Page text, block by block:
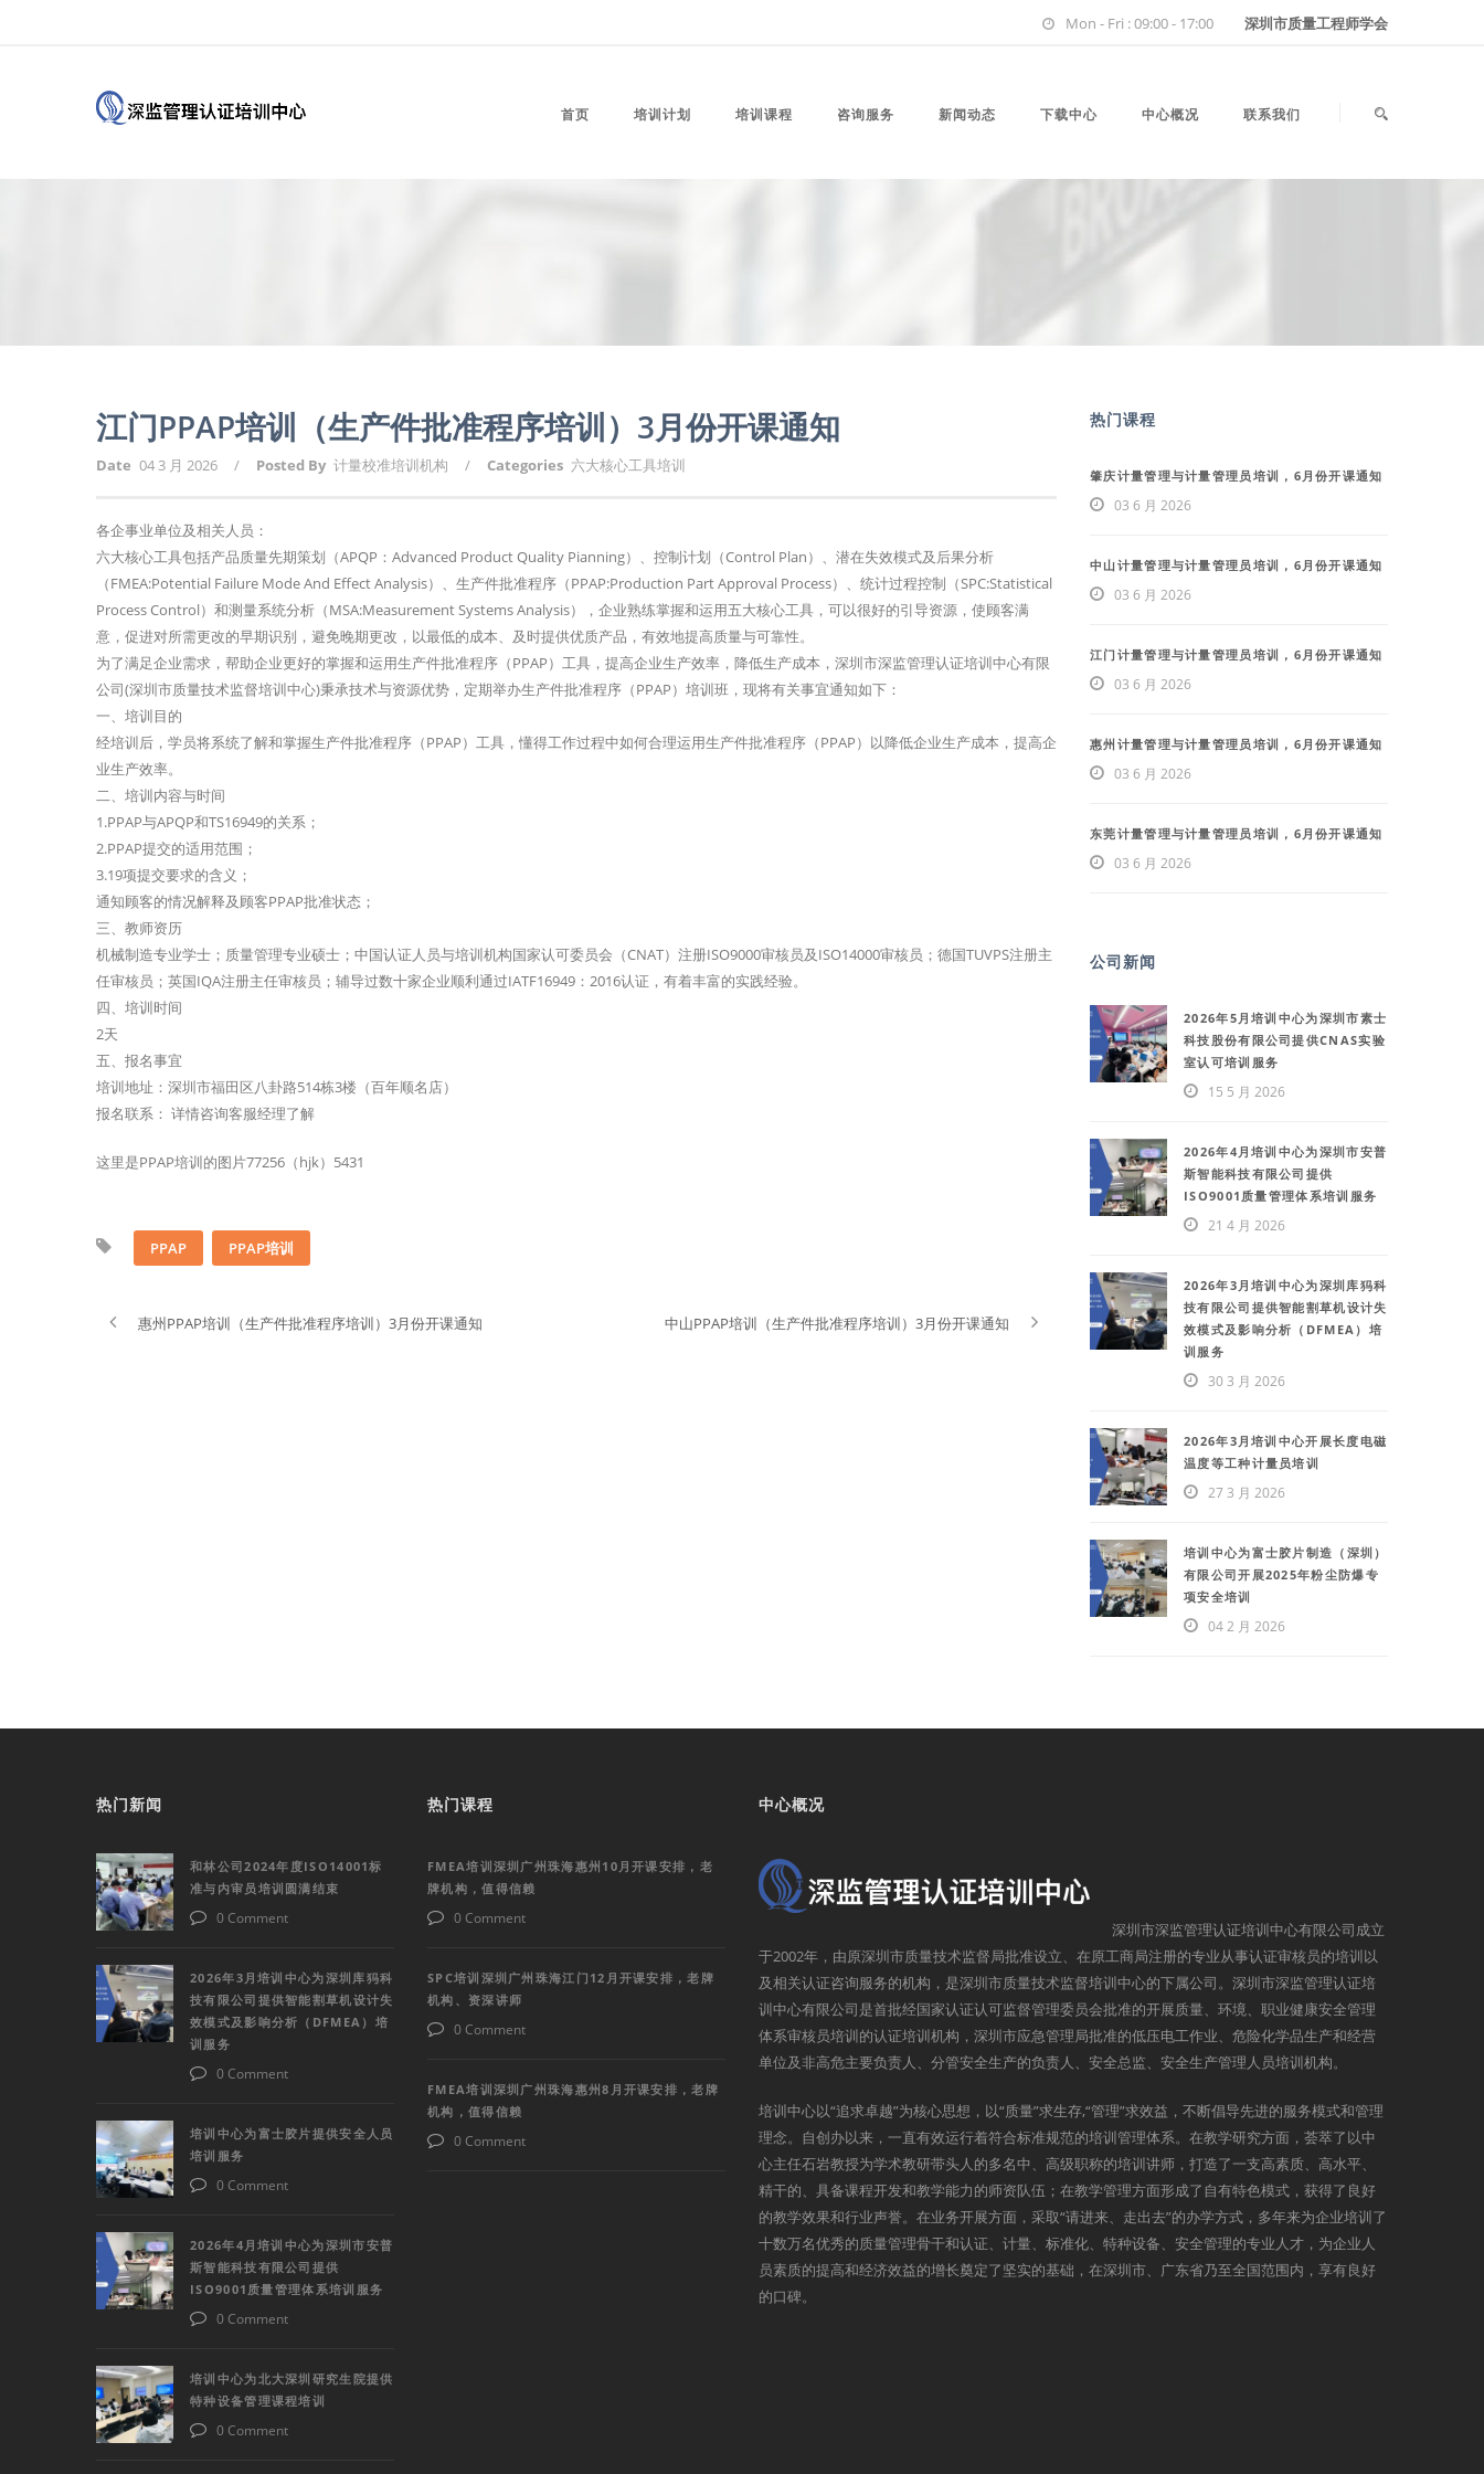
Mon - Fri : 09:00 - 17:00 深圳市质量工程师学会
首页 培训计划 培训课程 咨询服务 新闻动态 下载中心 中心概况 联系我们
江门PPAP培训（生产件批准程序培训）3月份开课通知
Date 04 3 月 2026 / Posted By 计量校准培训机构 / Categories 六大核心工具培训
各企事业单位及相关人员：
六大核心工具包括产品质量先期策划（APQP：Advanced Product Quality Pianning）、控制计划（Control Plan）、潜在失效模式及后果分析
（FMEA:Potential Failure Mode And Effect Analysis）、生产件批准程序（PPAP:Production Part Approval Process）、统计过程控制（SPC:Statistical
Process Control）和测量系统分析（MSA:Measurement Systems Analysis），企业熟练掌握和运用五大核心工具，可以很好的引导资源，使顾客满
意，促进对所需更改的早期识别，避免晚期更改，以最低的成本、及时提供优质产品，有效地提高质量与可靠性。
为了满足企业需求，帮助企业更好的掌握和运用生产件批准程序（PPAP）工具，提高企业生产效率，降低生产成本，深圳市深监管理认证培训中心有限
公司(深圳市质量技术监督培训中心)秉承技术与资源优势，定期举办生产件批准程序（PPAP）培训班，现将有关事宜通知如下：
一、培训目的
经培训后，学员将系统了解和掌握生产件批准程序（PPAP）工具，懂得工作过程中如何合理运用生产件批准程序（PPAP）以降低企业生产成本，提高企
业生产效率。
二、培训内容与时间
1.PPAP与APQP和TS16949的关系；
2.PPAP提交的适用范围；
3.19项提交要求的含义；
通知顾客的情况解释及顾客PPAP批准状态；
三、教师资历
机械制造专业学士；质量管理专业硕士；中国认证人员与培训机构国家认可委员会（CNAT）注册ISO9000审核员及ISO14000审核员；德国TUVPS注册主
任审核员；英国IQA注册主任审核员；辅导过数十家企业顺利通过IATF16949：2016认证，有着丰富的实践经验。
四、培训时间
2天
五、报名事宜
培训地址：深圳市福田区八卦路514栋3楼（百年顺名店）
报名联系： 详情咨询客服经理了解
这里是PPAP培训的图片77256（hjk）5431
PPAP PPAP培训
惠州PPAP培训（生产件批准程序培训）3月份开课通知 中山PPAP培训（生产件批准程序培训）3月份开课通知
热门课程
肇庆计量管理与计量管理员培训，6月份开课通知
03 6 月 2026
中山计量管理与计量管理员培训，6月份开课通知
03 6 月 2026
江门计量管理与计量管理员培训，6月份开课通知
03 6 月 2026
惠州计量管理与计量管理员培训，6月份开课通知
03 6 月 2026
东莞计量管理与计量管理员培训，6月份开课通知
03 6 月 2026
公司新闻
2026年5月培训中心为深圳市素士
科技股份有限公司提供CNAS实验
室认可培训服务
15 5 月 2026
2026年4月培训中心为深圳市安普
斯智能科技有限公司提供
ISO9001质量管理体系培训服务
21 4 月 2026
2026年3月培训中心为深圳库犸科
技有限公司提供智能割草机设计失
效模式及影响分析（DFMEA）培
训服务
30 3 月 2026
2026年3月培训中心开展长度电磁
温度等工种计量员培训
27 3 月 2026
培训中心为富士胶片制造（深圳）
有限公司开展2025年粉尘防爆专
项安全培训
04 2 月 2026
热门新闻
和林公司2024年度ISO14001标
准与内审员培训圆满结束
0 Comment
2026年3月培训中心为深圳库犸科
技有限公司提供智能割草机设计失
效模式及影响分析（DFMEA）培
训服务
0 Comment
培训中心为富士胶片提供安全人员
培训服务
0 Comment
2026年4月培训中心为深圳市安普
斯智能科技有限公司提供
ISO9001质量管理体系培训服务
0 Comment
培训中心为北大深圳研究生院提供
特种设备管理课程培训
0 Comment
热门课程
FMEA培训深圳广州珠海惠州10月开课安排，老
牌机构，值得信赖
0 Comment
SPC培训深圳广州珠海江门12月开课安排，老牌
机构、资深讲师
0 Comment
FMEA培训深圳广州珠海惠州8月开课安排，老牌
机构，值得信赖
0 Comment
中心概况
深圳市深监管理认证培训中心有限公司成立
于2002年，由原深圳市质量技术监督局批准设立、在原工商局注册的专业从事认证审核员的培训以
及相关认证咨询服务的机构，是深圳市质量技术监督培训中心的下属公司。深圳市深监管理认证培
训中心有限公司是首批经国家认证认可监督管理委员会批准的开展质量、环境、职业健康安全管理
体系审核员培训的认证培训机构，深圳市应急管理局批准的低压电工作业、危险化学品生产和经营
单位及非高危主要负责人、分管安全生产的负责人、安全总监、安全生产管理人员培训机构。
培训中心以“追求卓越”为核心思想，以“质量”求生存,“管理”求效益，不断倡导先进的服务模式和管理
理念。自创办以来，一直有效运行着符合标准规范的培训管理体系。在教学研究方面，荟萃了以中
心主任石岩教授为学术教研带头人的多名中、高级职称的培训讲师，打造了一支高素质、高水平、
精干的、具备课程开发和教学能力的师资队伍；在教学管理方面形成了自有特色模式，获得了良好
的教学效果和行业声誉。在业务开展方面，采取“请进来、走出去”的办学方式，多年来为企业培训了
十数万名优秀的质量管理骨干和认证、计量、标准化、特种设备、安全管理的专业人才，为企业人
员素质的提高和经济效益的增长奠定了坚实的基础，在深圳市、广东省乃至全国范围内，享有良好
的口碑。